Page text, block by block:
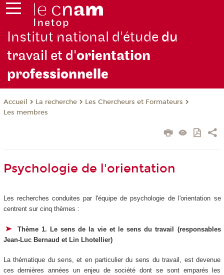
Institut national d'étude du
travail et d'orientation
professionnelle
Accueil La recherche
Les Chercheurs et Formateurs
Les membres
Psychologie de l'orientation
Les recherches conduites par l'équipe de psychologie de l'orientation se
centrent sur cinq thèmes :
Thème 1. Le sens de la vie et le sens du travail (responsables
Jean-Luc Bernaud et Lin Lhotellier)
La thématique du sens, et en particulier du sens du travail, est devenue
ces dernières années un enjeu de société dont se sont emparés les